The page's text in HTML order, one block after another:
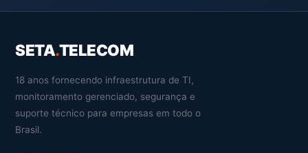
SETA.TELECOM
18 anos fornecendo infraestrutura de TI,
monitoramento gerenciado, segurança e
suporte técnico para empresas em todo o
Brasil.